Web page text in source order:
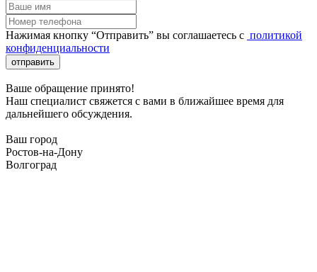
Нажимая кнопку “Отправить” вы соглашаетесь с политикой
конфиденциальности
отправить
Ваше обращение принято!
Наш специалист свяжется с вами в ближайшее время для
дальнейшего обсуждения.
Ваш город
Ростов-на-Дону
Волгоград